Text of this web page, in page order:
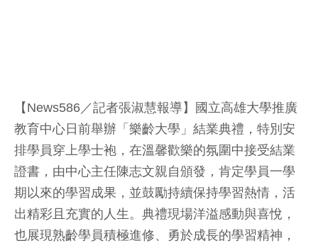
【News586／記者張淑慧報導】國立高雄大學推廣
教育中心日前舉辦「樂齡大學」結業典禮，特別安
排學員穿上學士袍，在溫馨歡樂的氛圍中接受結業
證書，由中心主任陳志文親自頒發，肯定學員一學
期以來的學習成果，並鼓勵持續保持學習熱情，活
出精彩且充實的人生。典禮現場洋溢感動與喜悅，
也展現熟齡學員積極進修、勇於成長的學習精神，